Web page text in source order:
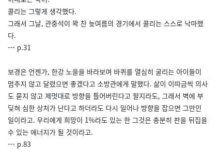
콜리는 그렇게 생각했다.
그래서 그날, 관중석이 꽉 찬 늦여름의 경기에서 콜리는 스스로 낙마했
다.
--- p.31
보경은 언젠가, 한강 노을을 바라보며 바퀴를 열심히 굴리는 아이들이
멈추지 않고 달렸으면 좋겠다고 소방관에게 말했다. 삶이 이따금씩 의사
도 묻지 않고 제멋대로 방향을 틀어버린다고 할지라도, 그래서 벽에 부
딪혀 심한 상처가 난다고 하더라도 다시 일어나 방향을 잡으면 그만인
일이라고. 우리에게 희망이 1%라도 있는 한 그것은 충분히 판을 뒤집을
수 있는 에너지가 될 것이라고.
--- p.83